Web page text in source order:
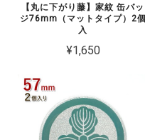
【丸に下がり藤】家紋 缶バッ
ジ76mm（マットタイプ）2個
入
¥1,650